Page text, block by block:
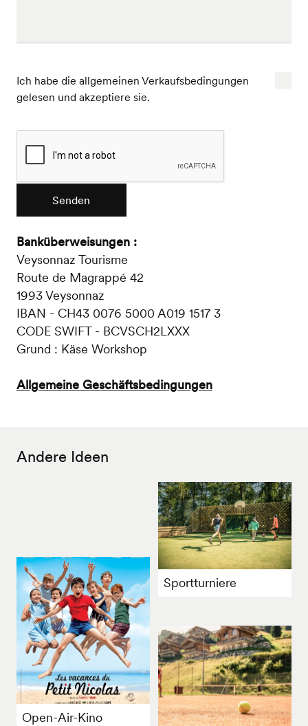
Ich habe die allgemeinen Verkaufsbedingungen
gelesen und akzeptiere sie.
Senden
Banküberweisungen :
Veysonnaz Tourisme
Route de Magrappé 42
1993 Veysonnaz
IBAN - CH43 0076 5000 A019 1517 3
CODE SWIFT - BCVSCH2LXXX
Grund : Käse Workshop
Allgemeine Geschäftsbedingungen
Andere Ideen
Sportturniere
Open-Air-Kino